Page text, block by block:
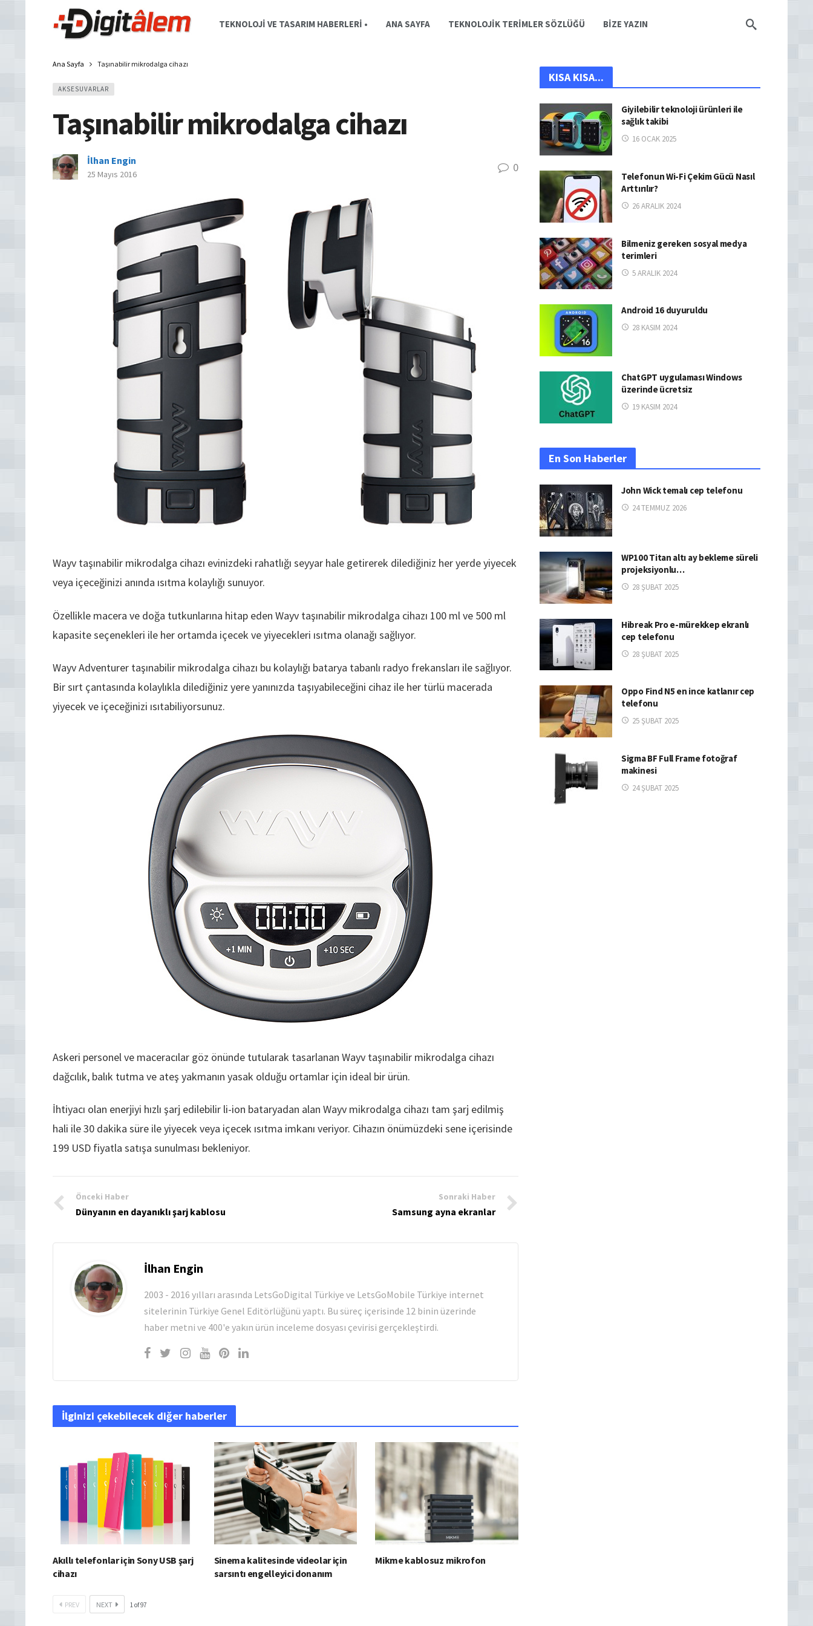
TEKNOLOJI VE TASARIM HABERLERI • ANA SAYFA TEKNOLOJIK TERIMLER SÖZLÜĞÜ BIZE YAZIN
Ana Sayfa Taşınabilir mikrodalga cihazı
AKSESUVARLAR
Taşınabilir mikrodalga cihazı
İlhan Engin
25 Mayıs 2016 0
Wayv taşınabilir mikrodalga cihazı evinizdeki rahatlığı seyyar hale getirerek dilediğiniz her yerde yiyecek
veya içeceğinizi anında ısıtma kolaylığı sunuyor.
Özellikle macera ve doğa tutkunlarına hitap eden Wayv taşınabilir mikrodalga cihazı 100 ml ve 500 ml
kapasite seçenekleri ile her ortamda içecek ve yiyecekleri ısıtma olanağı sağlıyor.
Wayv Adventurer taşınabilir mikrodalga cihazı bu kolaylığı batarya tabanlı radyo frekansları ile sağlıyor.
Bir sırt çantasında kolaylıkla dilediğiniz yere yanınızda taşıyabileceğini cihaz ile her türlü macerada
yiyecek ve içeceğinizi ısıtabiliyorsunuz.
Askeri personel ve maceracılar göz önünde tutularak tasarlanan Wayv taşınabilir mikrodalga cihazı
dağcılık, balık tutma ve ateş yakmanın yasak olduğu ortamlar için ideal bir ürün.
İhtiyacı olan enerjiyi hızlı şarj edilebilir li-ion bataryadan alan Wayv mikrodalga cihazı tam şarj edilmiş
hali ile 30 dakika süre ile yiyecek veya içecek ısıtma imkanı veriyor. Cihazın önümüzdeki sene içerisinde
199 USD fiyatla satışa sunulması bekleniyor.
Önceki Haber
Dünyanın en dayanıklı şarj kablosu
Sonraki Haber
Samsung ayna ekranlar
İlhan Engin
2003 - 2016 yılları arasında LetsGoDigital Türkiye ve LetsGoMobile Türkiye internet
sitelerinin Türkiye Genel Editörlüğünü yaptı. Bu süreç içerisinde 12 binin üzerinde
haber metni ve 400'e yakın ürün inceleme dosyası çevirisi gerçekleştirdi.
İlginizi çekebilecek diğer haberler
Akıllı telefonlar için Sony USB şarj
cihazı
Sinema kalitesinde videolar için
sarsıntı engelleyici donanım
Mikme kablosuz mikrofon
PREV NEXT 1of97
KISA KISA...
Giyilebilir teknoloji ürünleri ile
sağlık takibi
16 OCAK 2025
Telefonun Wi-Fi Çekim Gücü Nasıl
Arttırılır?
26 ARALIK 2024
Bilmeniz gereken sosyal medya
terimleri
5 ARALIK 2024
Android 16 duyuruldu
28 KASIM 2024
ChatGPT uygulaması Windows
üzerinde ücretsiz
19 KASIM 2024
En Son Haberler
John Wick temalı cep telefonu
24 TEMMUZ 2026
WP100 Titan altı ay bekleme süreli
projeksiyonlu…
28 ŞUBAT 2025
Hibreak Pro e-mürekkep ekranlı
cep telefonu
28 ŞUBAT 2025
Oppo Find N5 en ince katlanır cep
telefonu
25 ŞUBAT 2025
Sigma BF Full Frame fotoğraf
makinesi
24 ŞUBAT 2025